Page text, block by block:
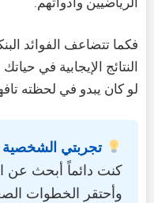
فكما تتضاعف الفوائد
النتائج الإيجابية في
لو كان يبدو في لحظته
تجربتي الشخصية
كنت دائماً أبحث عن
وأحتقر الخطوات